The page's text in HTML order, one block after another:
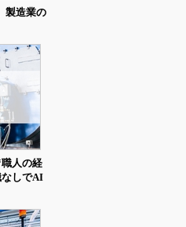
製造業の
人の経
しでAI